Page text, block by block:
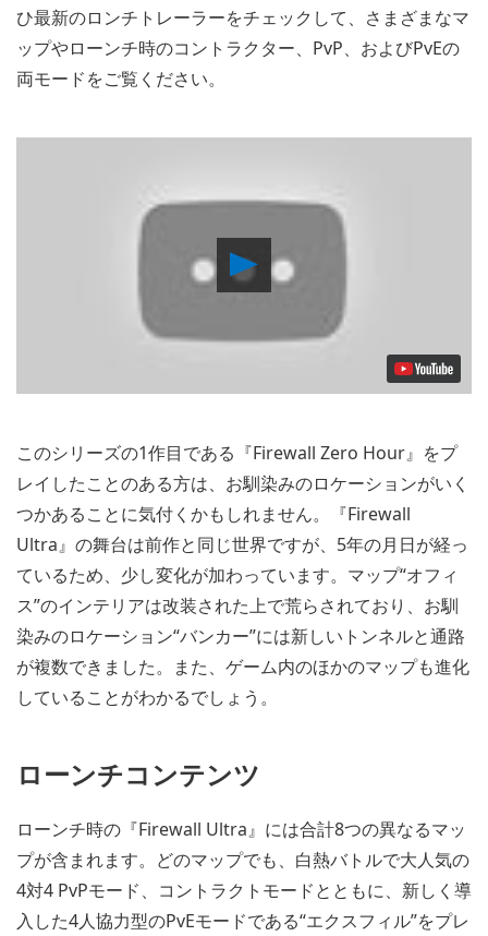
ひ最新のロンチトレーラーをチェックして、さまざまなマ
ップやローンチ時のコントラクター、PvP、およびPvEの
両モードをご覧ください。
Play
Video
このシリーズの1作目である『Firewall Zero Hour』をプ
レイしたことのある方は、お馴染みのロケーションがいく
つかあることに気付くかもしれません。『Firewall
Ultra』の舞台は前作と同じ世界ですが、5年の月日が経っ
ているため、少し変化が加わっています。マップ“オフィ
ス”のインテリアは改装された上で荒らされており、お馴
染みのロケーション“バンカー”には新しいトンネルと通路
が複数できました。また、ゲーム内のほかのマップも進化
していることがわかるでしょう。
ローンチコンテンツ
ローンチ時の『Firewall Ultra』には合計8つの異なるマッ
プが含まれます。どのマップでも、白熱バトルで大人気の
4対4 PvPモード、コントラクトモードとともに、新しく導
入した4人協力型のPvEモードである“エクスフィル”をプレ